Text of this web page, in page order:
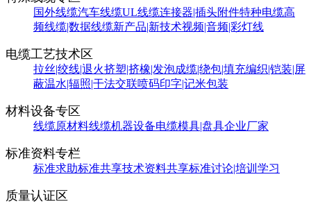
国外线缆汽车线缆UL线缆连接器|插头附件特种电缆高
频线缆|数据线缆新产品|新技术视频|音频|彩灯线
电缆工艺技术区
拉丝|绞线|退火挤塑|挤橡|发泡成缆|绕包|填充编织|铠装|屏
蔽温水|辐照|干法交联喷码印字|记米包装
材料设备专区
线缆原材料线缆机器设备电缆模具|盘具企业厂家
标准资料专栏
标准求助标准共享技术资料共享标准讨论|培训学习
质量认证区